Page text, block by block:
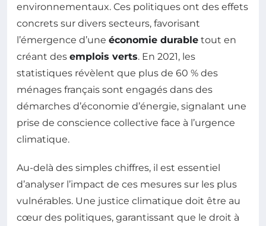
environnementaux. Ces politiques ont des effets
concrets sur divers secteurs, favorisant
l’émergence d’une économie durable tout en
créant des emplois verts. En 2021, les
statistiques révèlent que plus de 60 % des
ménages français sont engagés dans des
démarches d’économie d’énergie, signalant une
prise de conscience collective face à l’urgence
climatique.
Au-delà des simples chiffres, il est essentiel
d’analyser l’impact de ces mesures sur les plus
vulnérables. Une justice climatique doit être au
cœur des politiques, garantissant que le droit à